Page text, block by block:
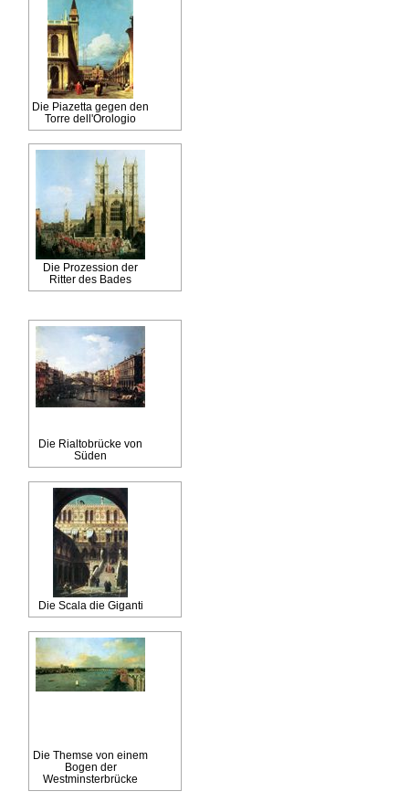
Die Piazetta gegen den
Torre dell'Orologio
Die Prozession der
Ritter des Bades
Die Rialtobrücke von
Süden
Die Scala die Giganti
Die Themse von einem
Bogen der
Westminsterbrücke